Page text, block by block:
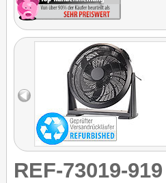
REF-73019-